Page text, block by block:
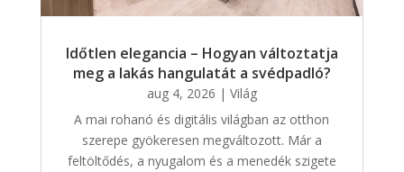
Időtlen elegancia – Hogyan változtatja
meg a lakás hangulatát a svédpadló?
aug 4, 2026 | Világ
A mai rohanó és digitális világban az otthon
szerepe gyökeresen megváltozott. Már a
feltöltődés, a nyugalom és a menedék szigete